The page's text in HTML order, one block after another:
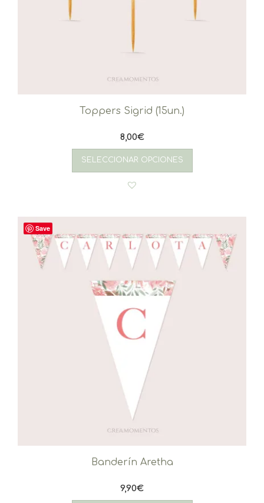
Toppers Sigrid (15un.)
8,00€
SELECCIONAR OPCIONES
Save
Banderín Aretha
9,90€